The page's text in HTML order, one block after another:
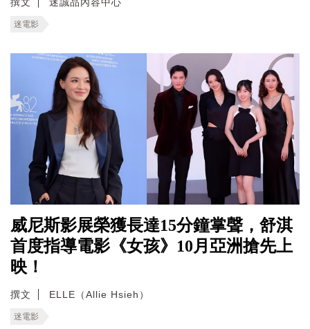
迷電影
威尼斯影展榮獲長達15分鐘掌聲，舒淇
首度指導電影《女孩》10月亞洲搶先上
映！
撰文 ELLE（Allie Hsieh）
迷電影